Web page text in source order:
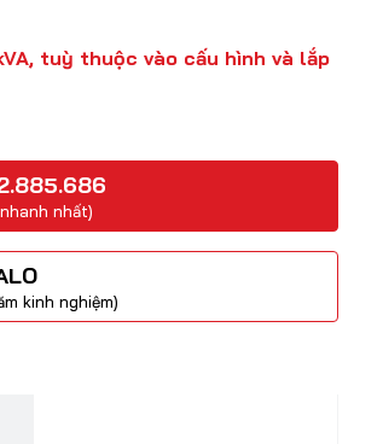
tuỳ thuộc vào cấu hình và lắp
nhất)
kinh nghiệm)